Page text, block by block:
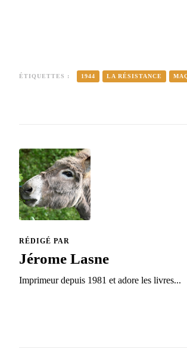
ÉTIQUETTES : 1944 LA RÉSISTANCE
RÉDIGÉ PAR
Jérome Lasne
Imprimeur depuis 1981 et adore les livres...